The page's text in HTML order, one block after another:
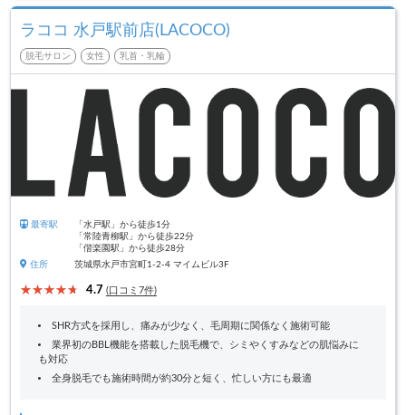
ラココ 水戸駅前店(LACOCO)
脱毛サロン 女性 乳首・乳輪
最寄駅
「水戸駅」から徒歩1分
「常陸青柳駅」から徒歩22分
「偕楽園駅」から徒歩28分
住所
茨城県水戸市宮町1-2-4 マイムビル3F
4.7 (口コミ7件)
SHR方式を採用し、痛みが少なく、毛周期に関係なく施術可能
業界初のBBL機能を搭載した脱毛機で、シミやくすみなどの肌悩みに
も対応
全身脱毛でも施術時間が約30分と短く、忙しい方にも最適